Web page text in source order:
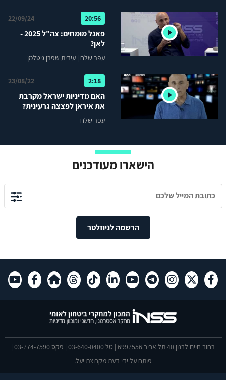
20:56
22/09/24
פאנל מומחים: צה"ל 2025 -
לאן?
עפר שלח | עידית שפרן גיטלמן
2:18
23/08/22
האם מדיניות ישראל מקרבת
את איראן לפצצה גרעינית?
עפר שלח
הישארו מעודכנים
הרשמה לניוזלטר
רחוב חיים לבנון 40 תל אביב 6997556 | טל 03-640-0400 | פקס 03-774-7590 |
פותח על ידי דעתמקבוצת יעל.